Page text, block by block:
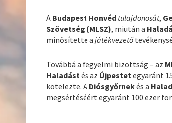
A Budapest Honvéd tulajdonosát,
Szövetség (MLSZ), miután a
minősítette ajátékvezető
Továbbá a fegyelmi bizottság – az
Haladást és az Újpestet egyaránt
kötelezte. A Diósgyőrnekés a
megsértéséért egyaránt 100 ezer